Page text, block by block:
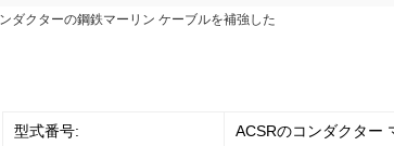
ダクターの鋼鉄マーリン ケーブルを補強した
型式番号: ACSRのコンダクター